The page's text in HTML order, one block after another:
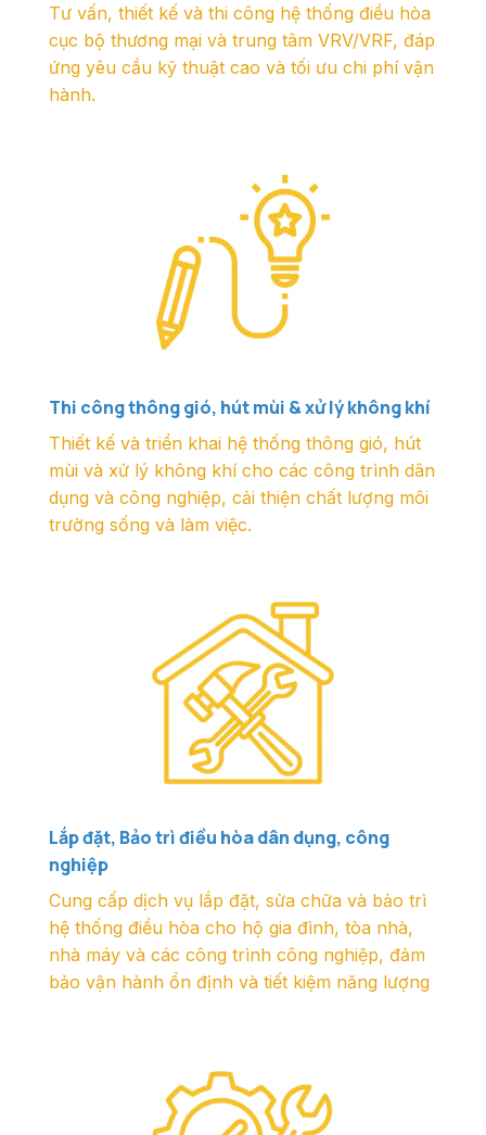
Tư vấn, thiết kế và thi công hệ thống điều hòa
cục bộ thương mại và trung tâm VRV/VRF, đáp
ứng yêu cầu kỹ thuật cao và tối ưu chi phí vận
hành.
Thi công thông gió, hút mùi & xử lý không khí
Thiết kế và triển khai hệ thống thông gió, hút
mùi và xử lý không khí cho các công trình dân
dụng và công nghiệp, cải thiện chất lượng môi
trường sống và làm việc.
Lắp đặt, Bảo trì điều hòa dân dụng, công
nghiệp
Cung cấp dịch vụ lắp đặt, sửa chữa và bảo trì
hệ thống điều hòa cho hộ gia đình, tòa nhà,
nhà máy và các công trình công nghiệp, đảm
bảo vận hành ổn định và tiết kiệm năng lượng